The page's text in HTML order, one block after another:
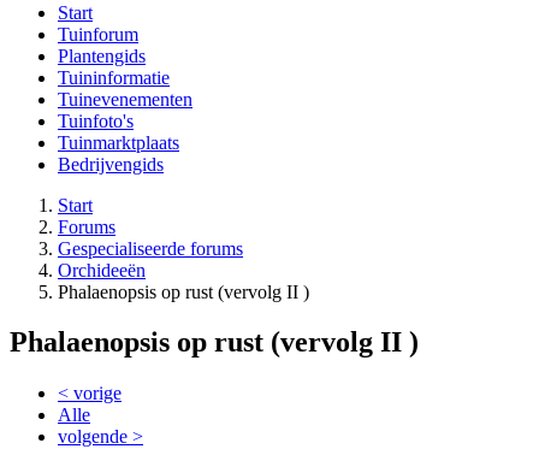
Start
Tuinforum
Plantengids
Tuininformatie
Tuinevenementen
Tuinfoto's
Tuinmarktplaats
Bedrijvengids
Start
Forums
Gespecialiseerde forums
Orchideeën
Phalaenopsis op rust (vervolg II )
Phalaenopsis op rust (vervolg II )
< vorige
Alle
volgende >